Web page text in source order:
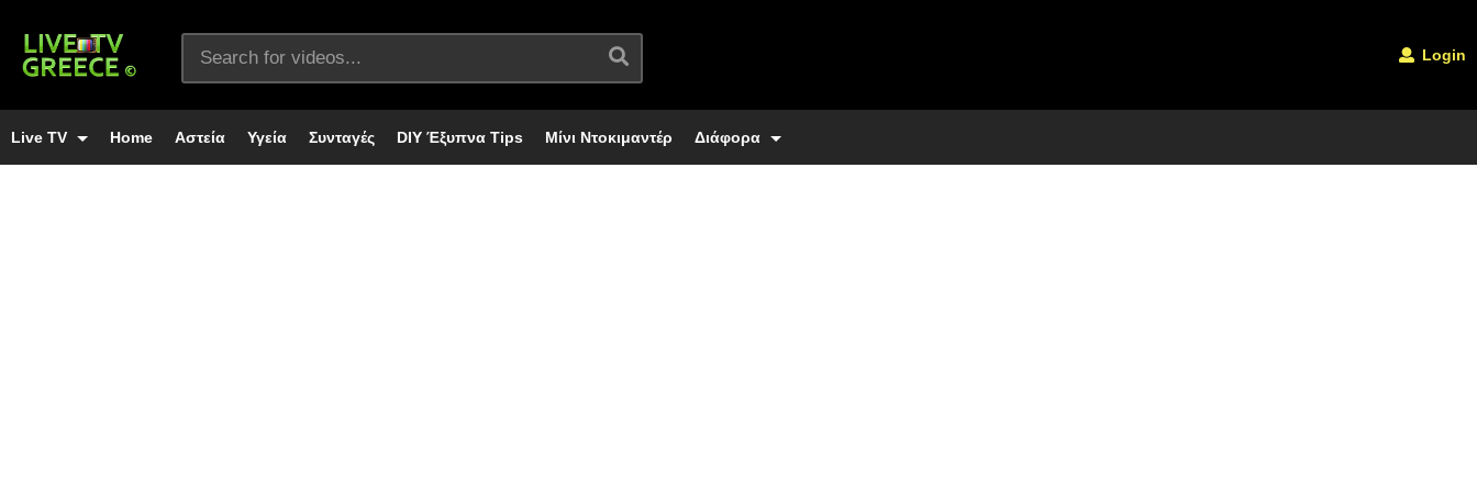
Login
Live TV Home Αστεία Υγεία Συνταγές DIY Έξυπνα Tips Μίνι Ντοκιμαντέρ Διάφορα